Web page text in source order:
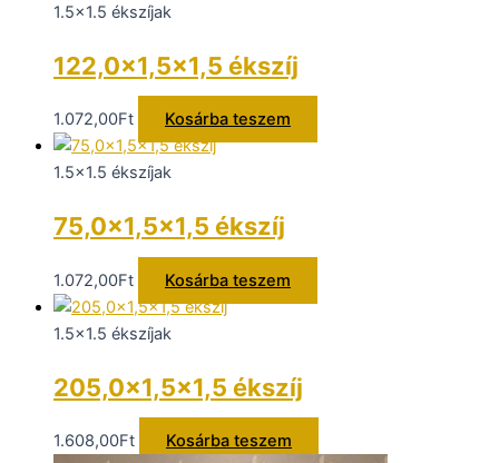
1.5x1.5 ékszíjak
122,0×1,5×1,5 ékszíj
1.072,00Ft Kosárba teszem
1.5x1.5 ékszíjak
75,0×1,5×1,5 ékszíj
1.072,00Ft Kosárba teszem
1.5x1.5 ékszíjak
205,0×1,5×1,5 ékszíj
1.608,00Ft Kosárba teszem